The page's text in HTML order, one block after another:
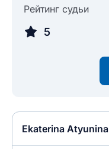
Рейтинг судьи
5
Ekaterina Atyunina